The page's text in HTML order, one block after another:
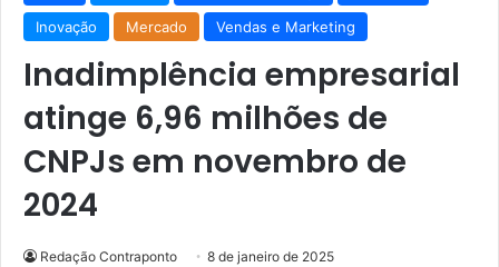
Inovação
Mercado Vendas e Marketing
Inadimplência empresarial
atinge 6,96 milhões de
CNPJs em novembro de
2024
Redação Contraponto 8 de janeiro de 2025